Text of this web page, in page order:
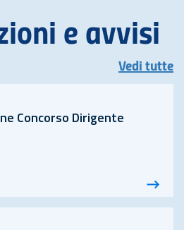
e avvisi
Vedi tutte
Concorso Dirigente